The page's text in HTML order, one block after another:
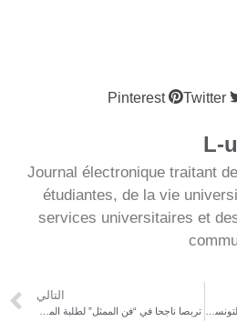
Twitter
Pinterest
L-
Journal électronique traitant
étudiantes, de la vie
services universitaires et
الكريديف يصدر موسوعة النساء التونسيات في طبعة جديدة منقحة تكريما لمائة إمرأة وإمرأة وتوثيقا لمسيرتهن الرائدة
التالي
تربصا ناجحا في “فن الممثل” لطلبة المركز الجامعي للفنون الدرامية والأنشطة الثقافية بإشراف البروفيسور اللبناني طلال درجاني والأستاذ عماد المي